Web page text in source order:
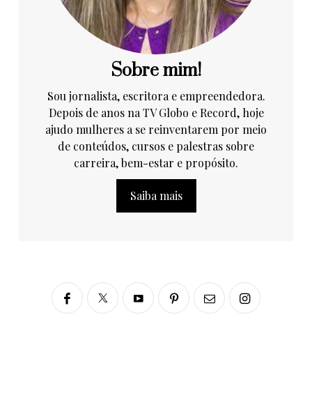
Sobre mim!
Sou jornalista, escritora e empreendedora.
Depois de anos na TV Globo e Record, hoje
ajudo mulheres a se reinventarem por meio
de conteúdos, cursos e palestras sobre
carreira, bem-estar e propósito.
Saiba mais